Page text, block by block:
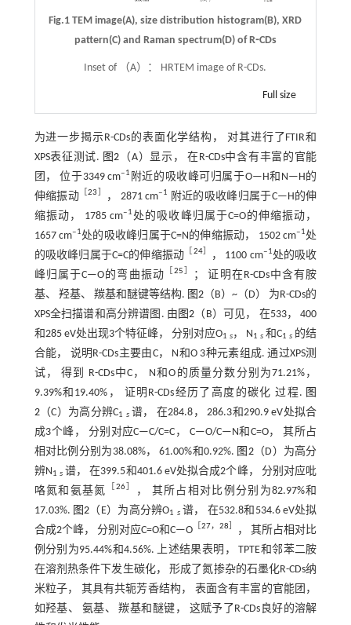
Fig.1 TEM image(A), size distribution histogram(B), XRD
pattern(C) and Raman spectrum(D) of R⁃CDs
Inset of （A）： HRTEM image of R-CDs.
Full size
为进一步揭示R-CDs的表面化学结构， 对其进行了FTIR和
XPS表征测试. 图2 （A）显示， 在R-CDs中含有丰富的官能
团， 位于3349 cm‒1 附近的吸收峰可归属于O—H和N—H的
伸缩振动 ［23］ ， 2871 cm‒1
附近的吸收峰归属于C—H的伸
缩振动， 1785 cm‒1 处的吸收峰归属于C=O的伸缩振动，
1657 cm‒1处的吸收峰归属于C=N的伸缩振动， 1502 cm‒1处
的吸收峰归属于C=C的伸缩振动 ［24］ ， 1100 cm‒1处的吸收
峰归属于C—O的弯曲振动 ［25］
； 证明在R-CDs中含有胺
基、 羟基、 羰基和醚键等结构. 图2 （B）~（D） 为R-CDs的
XPS全扫描谱和高分辨谱图. 由 图2 （B）可见， 在533， 400
和285 eV处出现3个特征峰， 分别对应O1 s， N1 s 和C1 s 的结
合能， 说明R-CDs主要由C， N和O 3种元素组成. 通过XPS测
试， 得到 R-CDs中C， N和O的质量分数分别为71.21%，
9.39%和19.40%， 证明R-CDs经历了高度的碳化 过程. 图
2（C）为高分辨C1 s谱， 在284.8， 286.3和290.9 eV处拟合
成3个峰， 分别对应C—C/C=C， C—O/C—N和C=O， 其所占
相对比例分别为38.08%， 61.00%和0.92%. 图2（D）为高分
辨N1 s谱， 在399.5和401.6 eV处拟合成2个峰， 分别对应吡
咯氮和氨基氮
［26］
， 其所占相对比例分别为82.97%和
17.03%. 图2 （E）为高分辨O1 s谱， 在532.8和534.6 eV处拟
合成2个峰， 分别对应C=O和C—O ［27，28］
， 其所占相对比
例分别为95.44%和4.56%. 上述结果表明， TPTE和邻苯二胺
在溶剂热条件下发生碳化， 形成了氮掺杂的石墨化R-CDs纳
米粒子， 其具有共轭芳香结构， 表面含有丰富的官能团，
如羟基、 氨基、 羰基和醚键， 这赋予了R-CDs良好的溶解